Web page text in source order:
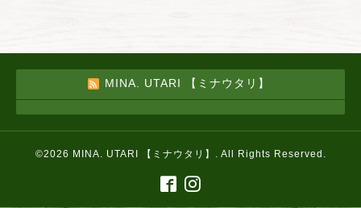
MINA. UTARI 【ミナウタリ】
©2026 MINA. UTARI 【ミナウタリ】 . All Rights Reserved.